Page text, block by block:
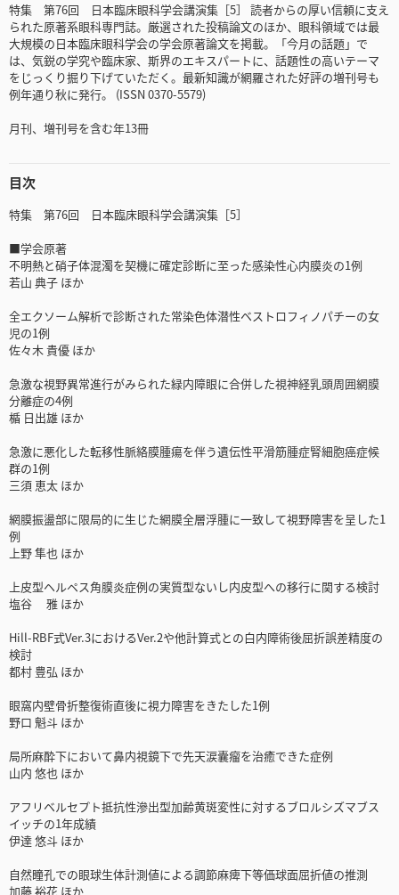
特集 第76回 日本臨床眼科学会講演集［5］ 読者からの厚い信頼に支え
られた原著系眼科専門誌。厳選された投稿論文のほか、眼科領域では最
大規模の日本臨床眼科学会の学会原著論文を掲載。「今月の話題」で
は、気鋭の学究や臨床家、斯界のエキスパートに、話題性の高いテーマ
をじっくり掘り下げていただく。最新知識が網羅された好評の増刊号も
例年通り秋に発行。 (ISSN 0370-5579)
月刊、増刊号を含む年13冊
目次
特集 第76回 日本臨床眼科学会講演集［5］
■学会原著
不明熱と硝子体混濁を契機に確定診断に至った感染性心内膜炎の1例
若山 典子 ほか
全エクソーム解析で診断された常染色体潜性ベストロフィノパチーの女
児の1例
佐々木 貴優 ほか
急激な視野異常進行がみられた緑内障眼に合併した視神経乳頭周囲網膜
分離症の4例
楯 日出雄 ほか
急激に悪化した転移性脈絡膜腫瘍を伴う遺伝性平滑筋腫症腎細胞癌症候
群の1例
三須 恵太 ほか
網膜振盪部に限局的に生じた網膜全層浮腫に一致して視野障害を呈した1
例
上野 隼也 ほか
上皮型ヘルペス角膜炎症例の実質型ないし内皮型への移行に関する検討
塩谷 雅 ほか
Hill-RBF式Ver.3におけるVer.2や他計算式との白内障術後屈折誤差精度の
検討
都村 豊弘 ほか
眼窩内壁骨折整復術直後に視力障害をきたした1例
野口 魁斗 ほか
局所麻酔下において鼻内視鏡下で先天涙囊瘤を治癒できた症例
山内 悠也 ほか
アフリベルセプト抵抗性滲出型加齢黄斑変性に対するブロルシズマブス
イッチの1年成績
伊達 悠斗 ほか
自然瞳孔での眼球生体計測値による調節麻痺下等価球面屈折値の推測
加藤 裕花 ほか